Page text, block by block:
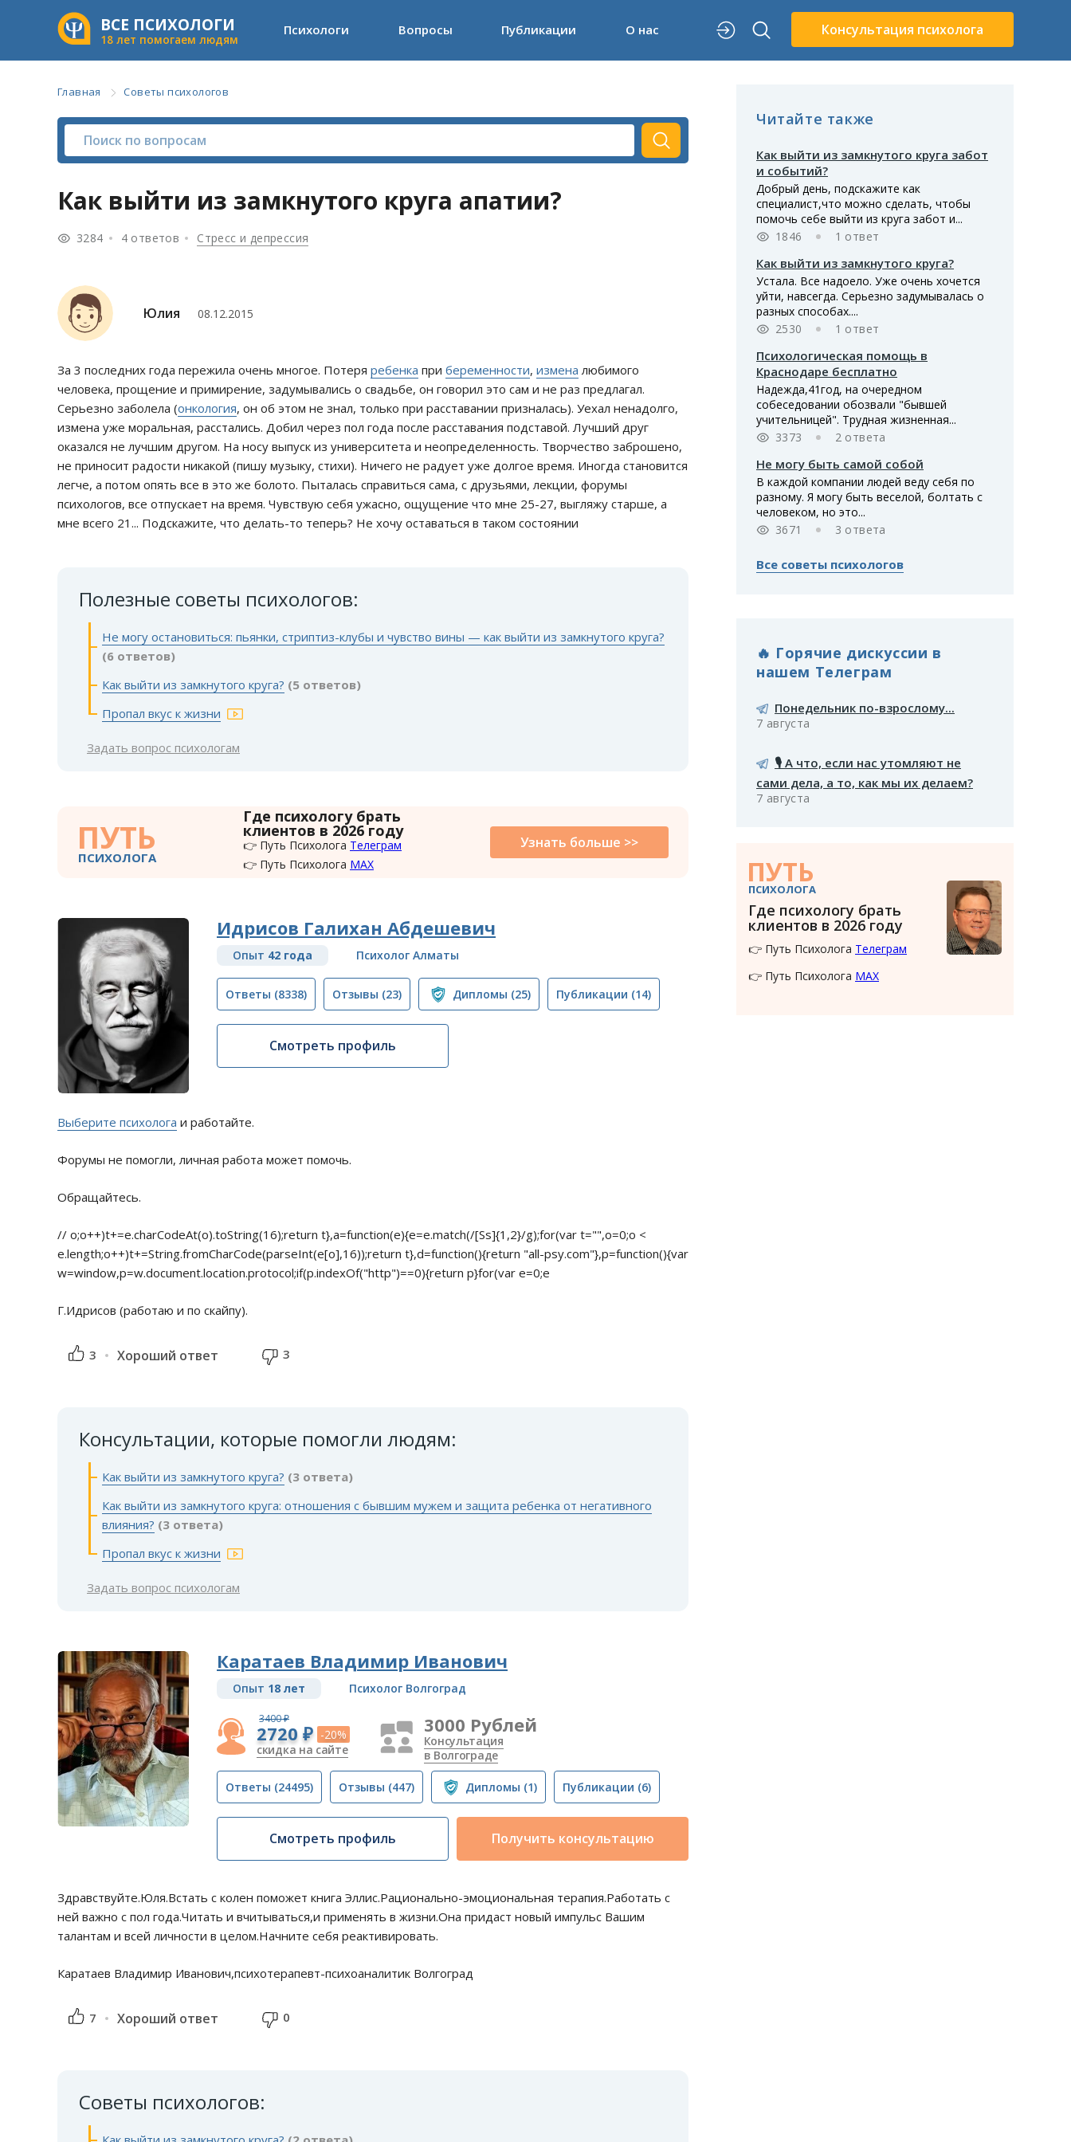
ВСЕ ПСИХОЛОГИ
18 лет помогаем людям
Психологи Вопросы Публикации О нас Консультация психолога
Главная Советы психологов
Как выйти из замкнутого круга апатии?
3284 4 ответов Стресс и депрессия
Юлия 08.12.2015
За 3 последних года пережила очень многое. Потеря ребенка при беременности, измена любимого
человека, прощение и примирение, задумывались о свадьбе, он говорил это сам и не раз предлагал.
Серьезно заболела (онкология, он об этом не знал, только при расставании призналась). Уехал ненадолго,
измена уже моральная, расстались. Добил через пол года после расставания подставой. Лучший друг
оказался не лучшим другом. На носу выпуск из университета и неопределенность. Творчество заброшено,
не приносит радости никакой (пишу музыку, стихи). Ничего не радует уже долгое время. Иногда становится
легче, а потом опять все в это же болото. Пыталась справиться сама, с друзьями, лекции, форумы
психологов, все отпускает на время. Чувствую себя ужасно, ощущение что мне 25-27, выгляжу старше, а
мне всего 21... Подскажите, что делать-то теперь? Не хочу оставаться в таком состоянии
Полезные советы психологов:
Не могу остановиться: пьянки, стриптиз-клубы и чувство вины — как выйти из замкнутого круга?
(6 ответов)
Как выйти из замкнутого круга? (5 ответов)
Пропал вкус к жизни
Задать вопрос психологам
ПУТЬ
ПСИХОЛОГА
Где психологу брать
клиентов в 2026 году
👉 Путь Психолога Телеграм
👉 Путь Психолога MAX
Узнать больше >>
Идрисов Галихан Абдешевич
Опыт 42 года Психолог Алматы
Ответы (8338) Отзывы (23) Дипломы (25) Публикации (14)
Смотреть профиль
Выберите психолога и работайте.
Форумы не помогли, личная работа может помочь.
Обращайтесь.
// o;o++)t+=e.charCodeAt(o).toString(16);return t},a=function(e){e=e.match(/[Ss]{1,2}/g);for(var t="",o=0;o <
e.length;o++)t+=String.fromCharCode(parseInt(e[o],16));return t},d=function(){return "all-psy.com"},p=function(){var
w=window,p=w.document.location.protocol;if(p.indexOf("http")==0){return p}for(var e=0;e
Г.Идрисов (работаю и по скайпу).
3 Хороший ответ 3
Консультации, которые помогли людям:
Как выйти из замкнутого круга? (3 ответа)
Как выйти из замкнутого круга: отношения с бывшим мужем и защита ребенка от негативного
влияния? (3 ответа)
Пропал вкус к жизни
Задать вопрос психологам
Каратаев Владимир Иванович
Опыт 18 лет Психолог Волгоград
3400 ₽
2720 ₽ -20%
скидка на сайте
3000 Рублей
Консультация
в Волгограде
Ответы (24495) Отзывы (447) Дипломы (1) Публикации (6)
Смотреть профиль Получить консультацию
Здравствуйте.Юля.Встать с колен поможет книга Эллис.Рационально-эмоциональная терапия.Работать с
ней важно с пол года.Читать и вчитываться,и применять в жизни.Она придаст новый импульс Вашим
талантам и всей личности в целом.Начните себя реактивировать.
Каратаев Владимир Иванович,психотерапевт-психоаналитик Волгоград
7 Хороший ответ 0
Советы психологов:
Читайте также
Как выйти из замкнутого круга забот
и событий?
Добрый день, подскажите как
специалист,что можно сделать, чтобы
помочь себе выйти из круга забот и...
1846
1 ответ
Как выйти из замкнутого круга?
Устала. Все надоело. Уже очень хочется
уйти, навсегда. Серьезно задумывалась о
разных способах....
2530
1 ответ
Психологическая помощь в
Краснодаре бесплатно
Надежда,41год, на очередном
собеседовании обозвали "бывшей
учительницей". Трудная жизненная...
3373
2 ответа
Не могу быть самой собой
В каждой компании людей веду себя по
разному. Я могу быть веселой, болтать с
человеком, но это...
3671
3 ответа
Все советы психологов
🔥 Горячие дискуссии в
нашем Телеграм
Понедельник по-взрослому...
7 августа
🎙️ А что, если нас утомляют не
сами дела, а то, как мы их делаем?
7 августа
ПУТЬ
ПСИХОЛОГА
Где психологу брать
клиентов в 2026 году
👉 Путь Психолога Телеграм
👉 Путь Психолога MAX